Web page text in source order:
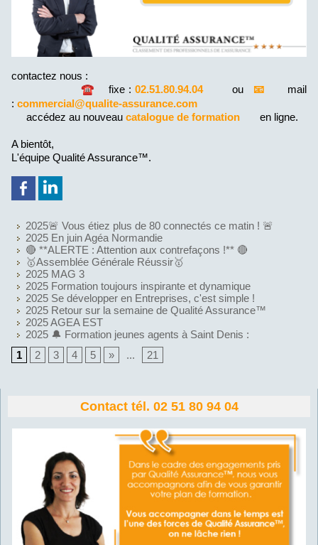
Contact tél. 02 51 80 94 04
contactez nous :
☎️fixe : 02.51.80.94.04 ou 📧 mail
: commercial@qualite-assurance.com
accédez au nouveau catalogue de formationen ligne.
A bientôt,
L'équipe Qualité Assurance™.
2025🚨 Vous étiez plus de 80 connectés ce matin ! 🚨
2025 En juin Agéa Normandie
🔴 **ALERTE : Attention aux contrefaçons !** 🔴
🥇Assemblée Générale Réussir🥇
2025 MAG 3
2025 Formation toujours inspirante et dynamique
2025 Se développer en Entreprises, c'est simple !
2025 Retour sur la semaine de Qualité Assurance™
2025 AGEA EST
2025 🔔 Formation jeunes agents à Saint Denis :
1
2 3 4 5 » ... 21